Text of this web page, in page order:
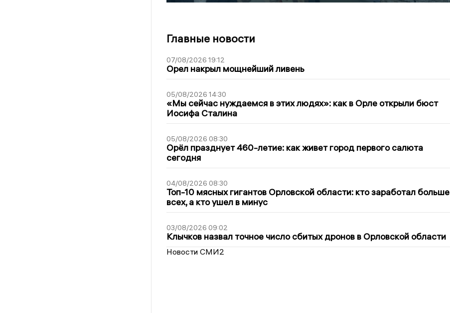
Главные новости
07/08/2026 19:12
Орел накрыл мощнейший ливень
05/08/2026 14:30
«Мы сейчас нуждаемся в этих людях»: как в Орле открыли бюст
Иосифа Сталина
05/08/2026 08:30
Орёл празднует 460-летие: как живет город первого салюта
сегодня
04/08/2026 08:30
Топ-10 мясных гигантов Орловской области: кто заработал больше
всех, а кто ушел в минус
03/08/2026 09:02
Клычков назвал точное число сбитых дронов в Орловской области
Новости СМИ2